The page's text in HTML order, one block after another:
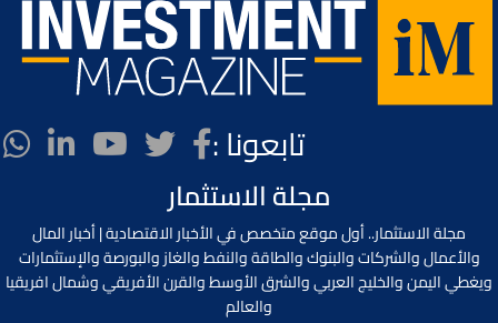
تابعونا :
مجلة الاستثمار
مجلة الاستثمار.. أول موقع متخصص في الأخبار الاقتصادية | أخبار المال
والأعمال والشركات والبنوك والطاقة والنفط والغاز والبورصة والإستثمارات
ويغطي اليمن والخليج العربي والشرق الأوسط والقرن الأفريقي وشمال افريقيا
والعالم